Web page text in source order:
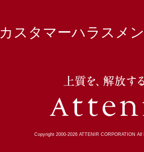
カスタマーハラスメ
Copyright 2000-2026 ATTENIR CORPORATION